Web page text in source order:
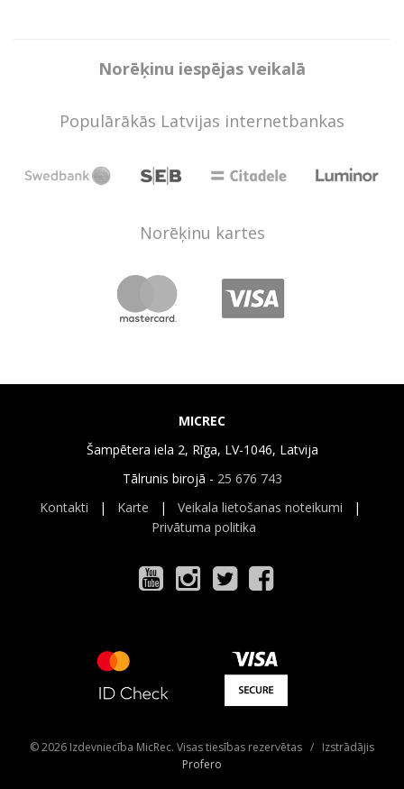
Norēķinu iespējas veikalā
Populārākās Latvijas internetbankas
Norēķinu kartes
MICREC
Šampētera iela 2, Rīga, LV-1046, Latvija
Tālrunis birojā - 25 676 743
Kontakti | Karte | Veikala lietošanas noteikumi |
Privātuma politika
© 2026 Izdevniecība MicRec. Visas tiesības rezervētas / Izstrādājis
Profero